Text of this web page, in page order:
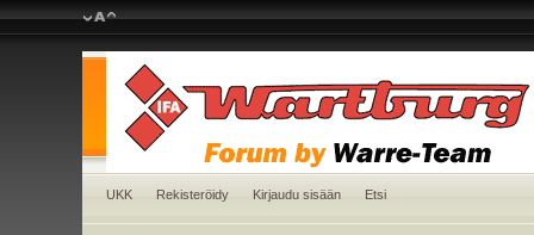
UKK Rekisteröidy Kirjaudu sisään Etsi